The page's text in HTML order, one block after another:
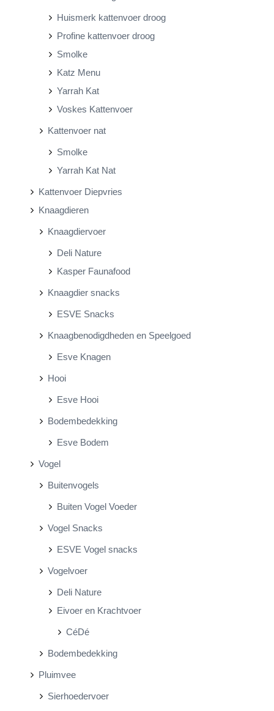
Huismerk kattenvoer droog
Profine kattenvoer droog
Smolke
Katz Menu
Yarrah Kat
Voskes Kattenvoer
Kattenvoer nat
Smolke
Yarrah Kat Nat
Kattenvoer Diepvries
Knaagdieren
Knaagdiervoer
Deli Nature
Kasper Faunafood
Knaagdier snacks
ESVE Snacks
Knaagbenodigdheden en Speelgoed
Esve Knagen
Hooi
Esve Hooi
Bodembedekking
Esve Bodem
Vogel
Buitenvogels
Buiten Vogel Voeder
Vogel Snacks
ESVE Vogel snacks
Vogelvoer
Deli Nature
Eivoer en Krachtvoer
CéDé
Bodembedekking
Pluimvee
Sierhoedervoer